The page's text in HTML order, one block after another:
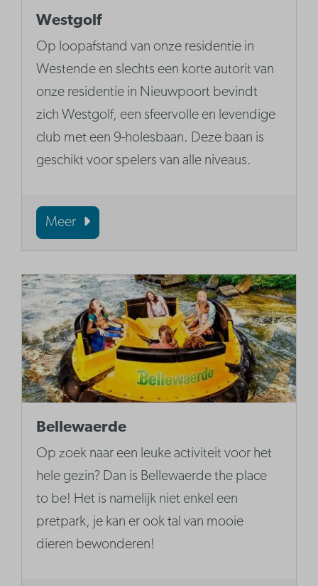
Westgolf
Op loopafstand van onze residentie in
Westende en slechts een korte autorit van
onze residentie in Nieuwpoort bevindt
zich Westgolf, een sfeervolle en levendige
club met een 9-holesbaan. Deze baan is
geschikt voor spelers van alle niveaus.
Meer
Bellewaerde
Op zoek naar een leuke activiteit voor het
hele gezin? Dan is Bellewaerde the place
to be! Het is namelijk niet enkel een
pretpark, je kan er ook tal van mooie
dieren bewonderen!